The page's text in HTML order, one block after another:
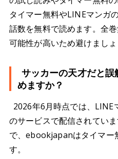
タイマー無料やLINEマンガ
話数を無料で読めます。全
可能性が高いため避けましょ
サッカーの天才だと
めますか？
2026年6月時点では、
のサービスで配信されてい
で、ebookjapanはタイマー
す。